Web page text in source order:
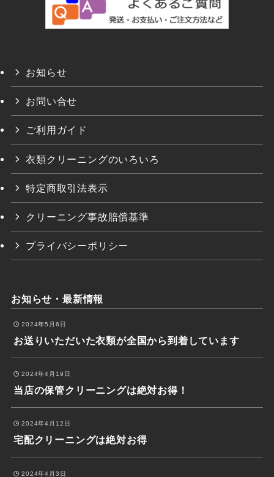
お知らせ
お問い合せ
ご利用ガイド
衣類クリーニングのいろいろ
特定商取引法表示
クリーニング事故賠償基準
プライバシーポリシー
お知らせ・最新情報
2024年5月6日
お送りいただいた衣類が全国から到着しています
2024年4月19日
当店の保管クリーニングは絶対お得！
2024年4月12日
宅配クリーニングは絶対お得
2024年4月3日